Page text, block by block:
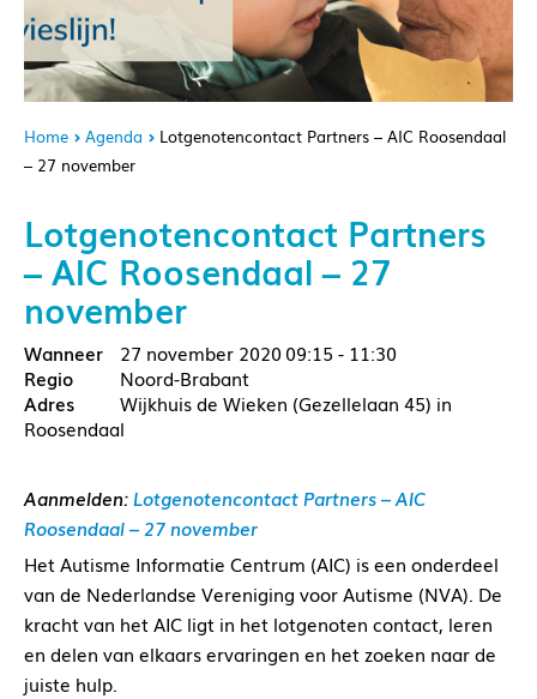
Home Agenda
Lotgenotencontact Partners – AIC Roosendaal
– 27 november
Lotgenotencontact Partners
– AIC Roosendaal – 27
november
27 november 202009:15 - 11:30
Noord-Brabant
Wijkhuis de Wieken (Gezellelaan 45) in
Roosendaal
Aanmelden: Lotgenotencontact Partners – AIC
Roosendaal – 27 november
Het Autisme Informatie Centrum (AIC) is een onderdeel
van de Nederlandse Vereniging voor Autisme (NVA). De
kracht van het AIC ligt in het lotgenoten contact, leren
en delen van elkaars ervaringen en het zoeken naar de
juiste hulp.